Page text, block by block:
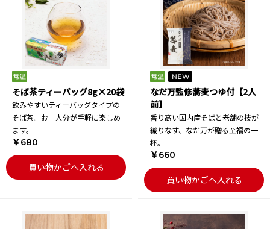
そば茶ティーバッグ8g×20袋
飲みやすいティーバッグタイプの
そば茶。お一人分が手軽に楽しめ
ます。
￥680
買い物かごへ入れる
なだ万監修蕎麦つゆ付【2人
前】
香り高い国内産そばと老舗の技が
織りなす、なだ万が贈る至福の一
杯。
￥660
買い物かごへ入れる